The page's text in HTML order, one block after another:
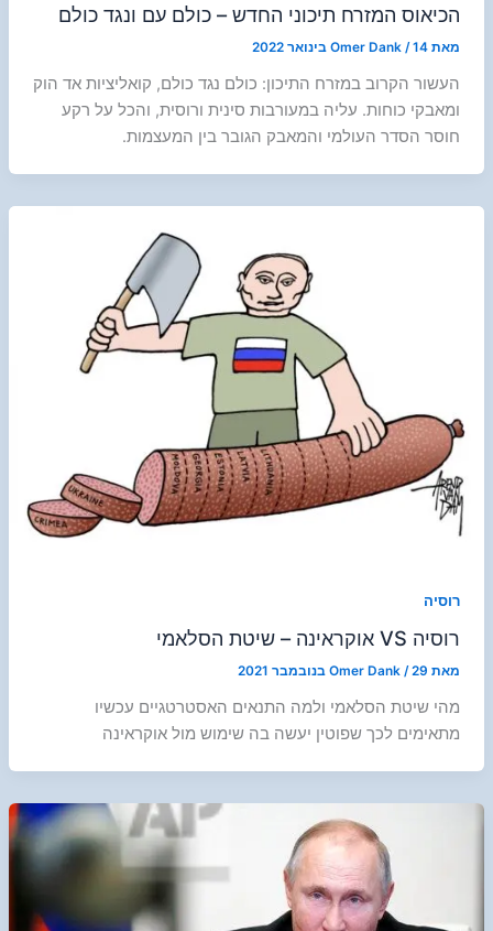
הכיאוס המזרח תיכוני החדש – כולם עם ונגד כולם
מאת Omer Dank/14 בינואר 2022
העשור הקרוב במזרח התיכון: כולם נגד כולם, קואליציות אד הוק
ומאבקי כוחות. עליה במעורבות סינית ורוסית, והכל על רקע
חוסר הסדר העולמי והמאבק הגובר בין המעצמות.
רוסיה
רוסיה VS אוקראינה – שיטת הסלאמי
מאת Omer Dank/29 בנובמבר 2021
מהי שיטת הסלאמי ולמה התנאים האסטרטגיים עכשיו
מתאימים לכך שפוטין יעשה בה שימוש מול אוקראינה